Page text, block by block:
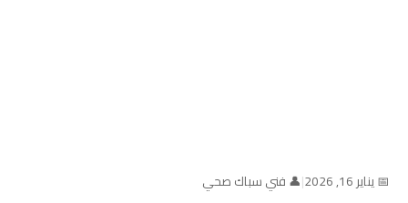
📅 يناير 16, 2026 |👤 فني سباك صحي